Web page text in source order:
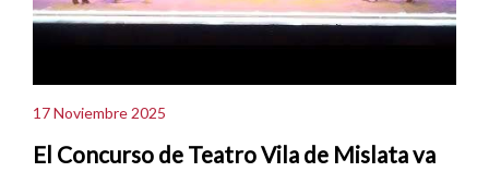
17 Noviembre 2025
El Concurso de Teatro Vila de Mislata va